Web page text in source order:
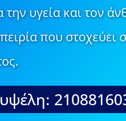
την υγεία και τον
που στοχεύει